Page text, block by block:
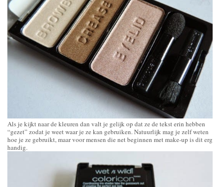
Als je kijkt naar de kleuren dan valt je gelijk op dat ze de tekst erin hebben
“gezet” zodat je weet waar je ze kan gebruiken. Natuurlijk mag je zelf weten
hoe je ze gebruikt, maar voor mensen die net beginnen met make-up is dit erg
handig.